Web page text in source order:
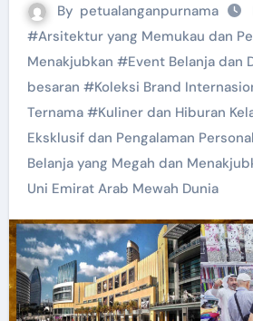
By petualanganpurnama
#Arsitektur yang Memukau dan
Menakjubkan #Event Belanja dan
besaran #Koleksi Brand
Ternama#Kuliner dan Hiburan
Eksklusif dan Pengalaman
Belanja yang Megah dan
Uni Emirat Arab Mewah Dunia